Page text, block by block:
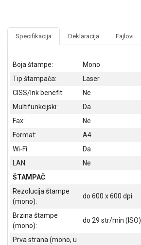
KABLOVI I
KANCELARIJSKI
SVE
KUĆU
ŠKOLSKI
BICIKLE
FITNES
ALAT I
BAŠTA
Specifikacija Deklaracija Fajlovi
Boja štampe:
Mono
Tip štampača:
Laser
CISS/Ink benefit:
Ne
Multifunkcijski:
Da
Fax:
Ne
Format:
A4
Wi-Fi:
Da
LAN:
Ne
ŠTAMPAČ:
Rezolucija štampe
(mono):
do 600 x 600 dpi
Brzina štampe
(mono):
do 29 str/min (ISO)
Prva strana (mono, u